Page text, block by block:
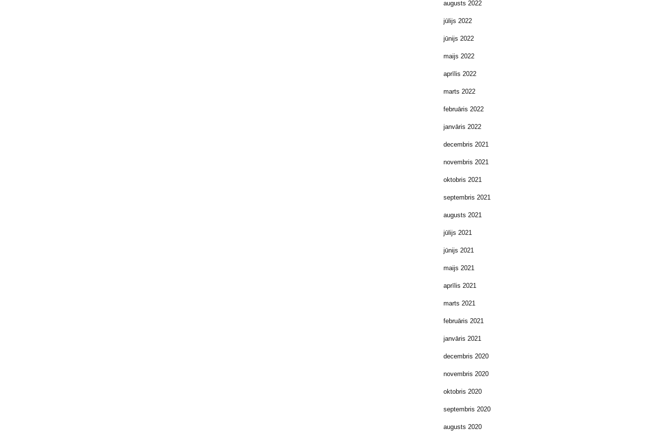
augusts 2022
jūlijs 2022
jūnijs 2022
maijs 2022
aprīlis 2022
marts 2022
februāris 2022
janvāris 2022
decembris 2021
novembris 2021
oktobris 2021
septembris 2021
augusts 2021
jūlijs 2021
jūnijs 2021
maijs 2021
aprīlis 2021
marts 2021
februāris 2021
janvāris 2021
decembris 2020
novembris 2020
oktobris 2020
septembris 2020
augusts 2020